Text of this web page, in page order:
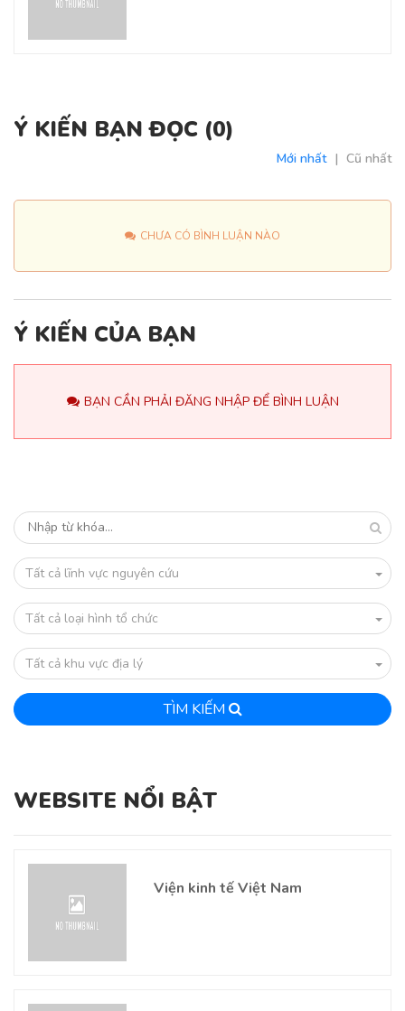
Ý KIẾN BẠN ĐỌC (0)
Mới nhất | Cũ nhất
CHƯA CÓ BÌNH LUẬN NÀO
Ý KIẾN CỦA BẠN
BẠN CẦN PHẢI ĐĂNG NHẬP ĐỂ BÌNH LUẬN
Tất cả lĩnh vực nguyên cứu
Tất cả loại hình tổ chức
Tất cả khu vực địa lý
TÌM KIẾM
WEBSITE NỔI BẬT
Viện kinh tế Việt Nam